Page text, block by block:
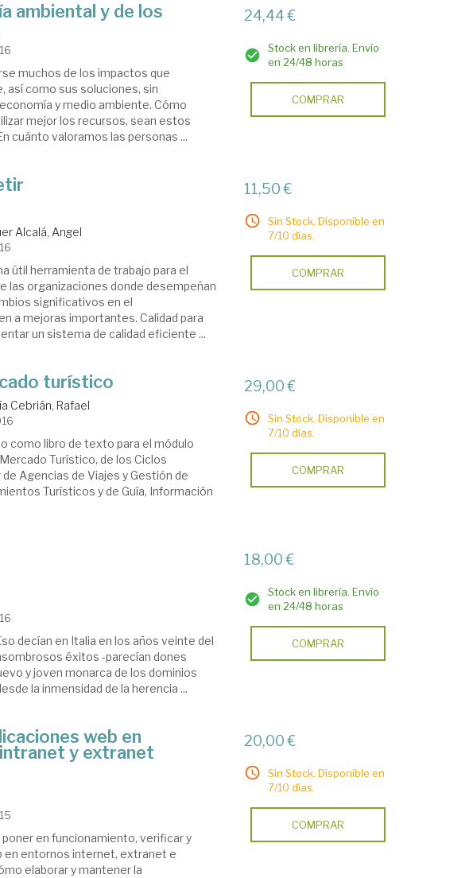
ambiental y de los
muchos de los impactos que
así como sus soluciones, sin
y medio ambiente. Cómo
mejor los recursos, sean estos
cuánto valoramos las personas ...
24,44 €
Stock en librería. Envío
en 24/48 horas
COMPRAR
Alcalá, Angel
útil herramienta de trabajo para el
las organizaciones donde desempeñan
significativos en el
a mejoras importantes. Calidad para
un sistema de calidad eficiente ...
11,50 €
Sin Stock. Disponible en
7/10 días.
COMPRAR
turístico
Cebrián, Rafael
como libro de texto para el módulo
Turístico, de los Ciclos
Agencias de Viajes y Gestión de
Turísticos y de Guía, Información
29,00 €
Sin Stock. Disponible en
7/10 días.
COMPRAR
decían en Italia en los años veinte del
éxitos -parecían dones
y joven monarca de los dominios
la inmensidad de la herencia ...
18,00 €
Stock en librería. Envío
en 24/48 horas
COMPRAR
web en
y extranet
en funcionamiento, verificar y
en entornos internet, extranet e
elaborar y mantener la
20,00 €
Sin Stock. Disponible en
7/10 días.
COMPRAR